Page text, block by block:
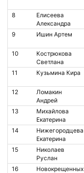
8
Елисеева
Александра
9 Ишин Артем
10
Кострюкова
Светлана
11 Кузьмина Кира
12
Ломакин
Андрей
13
Михайлова
Екатерина
14
Нижегородцева
Екатерина
15
Николаев
Руслан
16
Новокрещенных